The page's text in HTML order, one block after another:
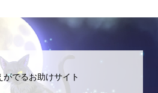
でるお助けサイト